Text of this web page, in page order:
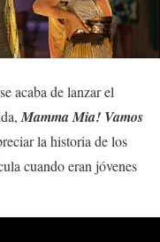
acaba de lanzar el
Mamma Mia! Vamos
la historia de los
cuando eran jóvenes